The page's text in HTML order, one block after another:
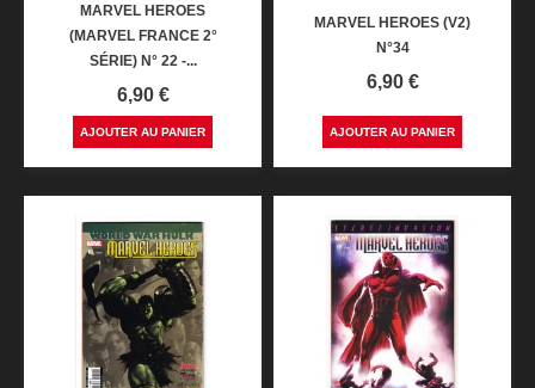
MARVEL HEROES
(MARVEL FRANCE 2°
SÉRIE) N° 22 -...
Prix
6,90 €
AJOUTER AU PANIER
MARVEL HEROES (V2)
N°34
Prix
6,90 €
AJOUTER AU PANIER